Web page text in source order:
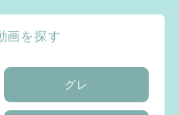
画を探す
グレ